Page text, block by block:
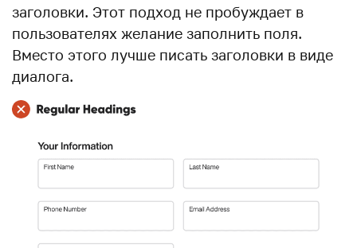
заголовки. Этот подход не пробуждает в
пользователях желание заполнить поля.
Вместо этого лучше писать заголовки в виде
диалога.